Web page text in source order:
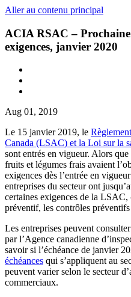
Aller au contenu principal
ACIA RSAC – Prochaine
exigences, janvier 2020
Aug 01, 2019
Le 15 janvier 2019, le
Canada (LSAC) et la Loi sur la
sont entrés en vigueur. Alors
fruits et légumes frais avaient
exigences dès l’entrée en
entreprises du secteur ont
certaines exigences de la
préventif, les contrôles
Les entreprises peuvent
par l’Agence canadienne
savoir si l’échéance de janvier
échéances qui s’appliquent au
peuvent varier selon le secteur
commerciaux.